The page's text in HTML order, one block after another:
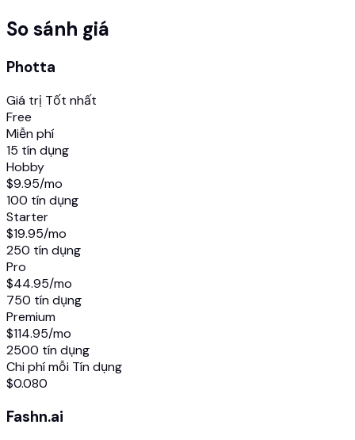
So sánh giá
Photta
Giá trị Tốt nhất
Free
Miễn phí
15 tín dụng
Hobby
$9.95/mo
100 tín dụng
Starter
$19.95/mo
250 tín dụng
Pro
$44.95/mo
750 tín dụng
Premium
$114.95/mo
2500 tín dụng
Chi phí mỗi Tín dụng
$0.080
Fashn.ai